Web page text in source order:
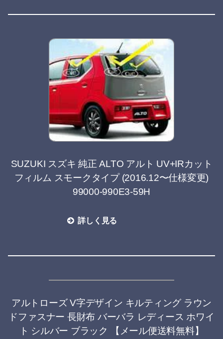
SUZUKI スズキ 純正 ALTO アルト UV+IRカット
フィルム スモークタイプ (2016.12〜仕様変更)
99000-990E3-59H
詳しく見る
アルトローズ V字デザイン キルティング ラウン
ドファスナー 長財布 バーバラ レディース ホワイ
ト シルバー ブラック 【メール便送料無料】